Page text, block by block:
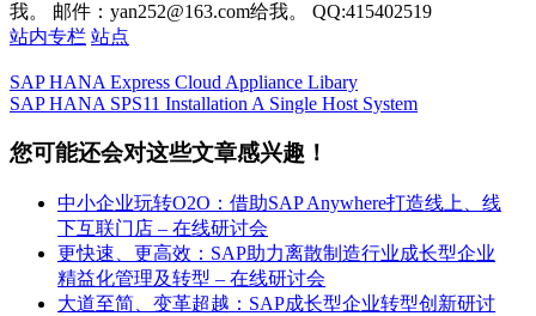
我。 邮件：yan252@163.com给我。 QQ:415402519
站内专栏 站点
SAP HANA Express Cloud Appliance Libary
SAP HANA SPS11 Installation A Single Host System
您可能还会对这些文章感兴趣！
中小企业玩转O2O：借助SAP Anywhere打造线上、线
下互联门店 – 在线研讨会
更快速、更高效：SAP助力离散制造行业成长型企业
精益化管理及转型 – 在线研讨会
大道至简、变革超越：SAP成长型企业转型创新研讨